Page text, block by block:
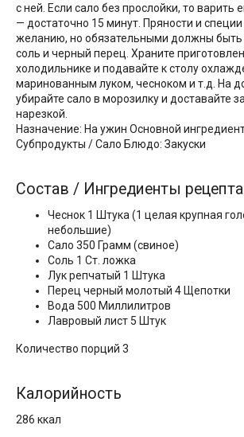
с ней. Если сало без прослойки, то варить
— достаточно 15 минут. Пряности и
желанию, но обязательными должны быть
соль и черный перец. Храните
холодильнике и подавайте к столу
маринованным луком, чесноком и т.д. На
убирайте сало в морозилку и доставайте
нарезкой.
Назначение: На ужин Основной
Субпродукты / Сало Блюдо: Закуски
Состав / Ингредиенты
Чеснок 1 Штука (1 целая крупная
небольшие)
Сало 350 Грамм (свиное)
Соль 1 Ст. ложка
Лук репчатый 1 Штука
Перец черный молотый 4 Щепотки
Вода 500 Миллилитров
Лавровый лист 5 Штук
Количество порций 3
Калорийность
286 ккал